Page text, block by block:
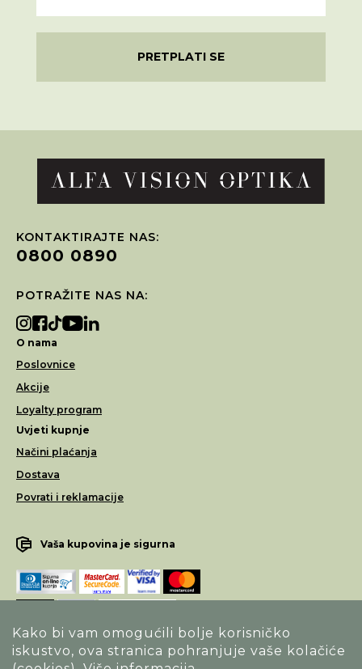
Kako bi vam omogućili bolje korisničko
iskustvo, ova stranica pohranjuje vaše kolačiće
PRETPLATI SE
KONTAKTIRAJTE NAS:
0800 0890
POTRAŽITE NAS NA:
O nama
Poslovnice
Akcije
Loyalty program
Uvjeti kupnje
Načini plaćanja
Dostava
Povrati i reklamacije
Vaša kupovina je sigurna
Opći uvjeti poslovanja